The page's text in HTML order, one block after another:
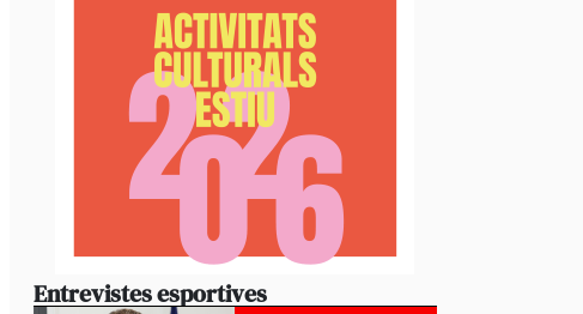
[Amb vídeos] L’arribada d’una esperada i intensa
acompanyada de calamarsa no dona treva
Entrevistes esportives